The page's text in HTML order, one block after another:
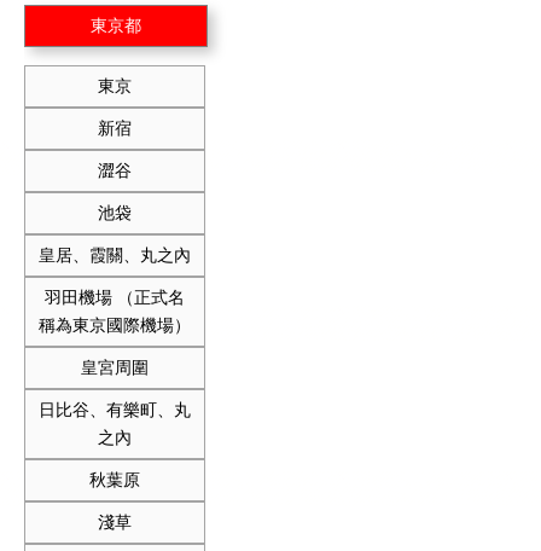
東京都
東京
新宿
澀谷
池袋
皇居、霞關、丸之內
羽田機場 （正式名
稱為東京國際機場）
皇宮周圍
日比谷、有樂町、丸
之內
秋葉原
淺草